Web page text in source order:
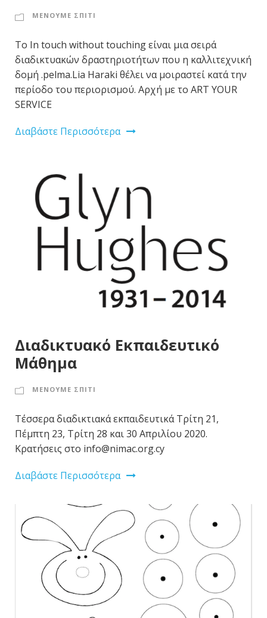
ΜΕΝΟΥΜΕ ΣΠΙΤΙ
To In touch without touching είναι μια σειρά
διαδικτυακών δραστηριοτήτων που η καλλιτεχνική
δομή .pelma.Lia Haraki θέλει να μοιραστεί κατά την
περίοδο του περιορισμού. Αρχή με το ART YOUR
SERVICE
Διαβάστε Περισσότερα
Διαδικτυακό Εκπαιδευτικό
Μάθημα
ΜΕΝΟΥΜΕ ΣΠΙΤΙ
Τέσσερα διαδικτιακά εκπαιδευτικά Τρίτη 21,
Πέμπτη 23, Τρίτη 28 και 30 Απριλίου 2020.
Κρατήσεις στο info@nimac.org.cy
Διαβάστε Περισσότερα